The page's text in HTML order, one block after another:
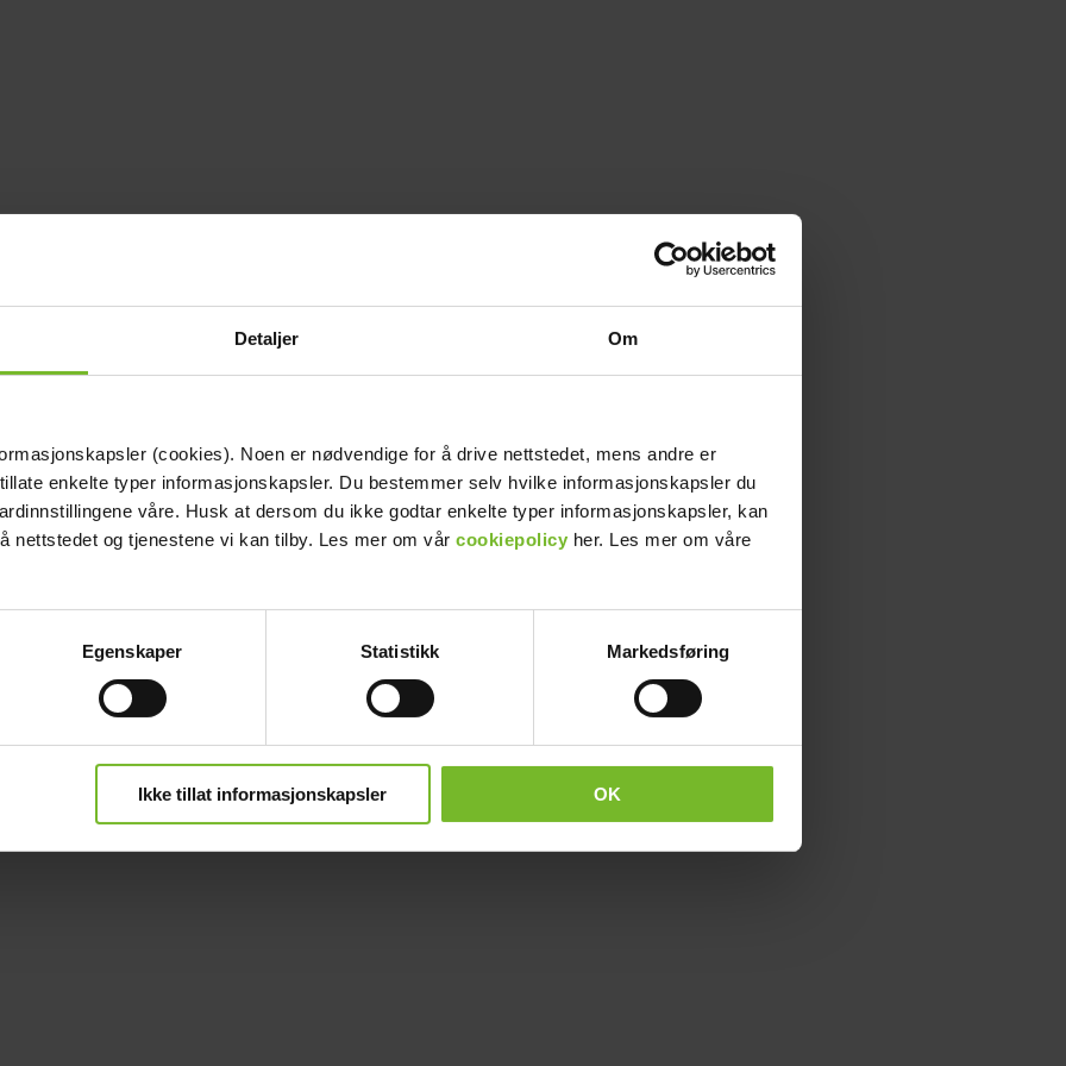
Detaljer Om
(cookies). Noen er nødvendige for å drive nettstedet, mens andre er
enkelte typer informasjonskapsler. Du bestemmer selv hvilke informasjonskapsler du
våre. Husk at dersom du ikke godtar enkelte typer informasjonskapsler, kan
nettstedet og tjenestene vi kan tilby. Les mer om vår cookiepolicy her. Les mer om våre
Egenskaper Statistikk Markedsføring
Ikke tillat informasjonskapsler OK